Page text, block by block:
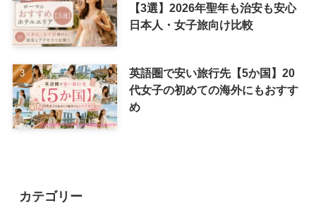
【3選】2026年聖年も治安も安心
日本人・女子旅向け比較
英語圏で安い旅行先【5か国】20
代女子の初めての海外にもおすす
め
カテゴリー